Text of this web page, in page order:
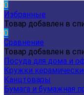
0
Избранные
Товар добавлен в
0
Сравнение
Товар добавлен в
Посуда для дома и
Кружки
Канцтовары
Бумага и бумажная